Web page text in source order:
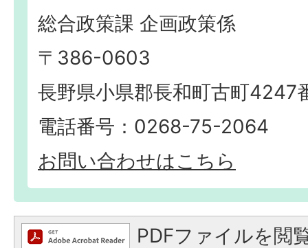
総合政策課 企画政策係
〒386-0603
長野県小県郡長和町古町4247
電話番号：0268-75-2064
お問い合わせはこちら
PDFファイルを閲